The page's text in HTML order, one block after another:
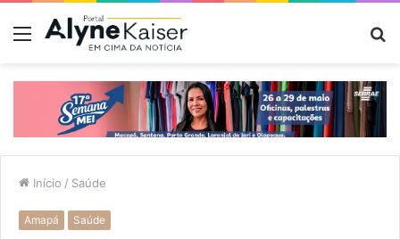
Menu
Início / Saúde
Amapá Saúde